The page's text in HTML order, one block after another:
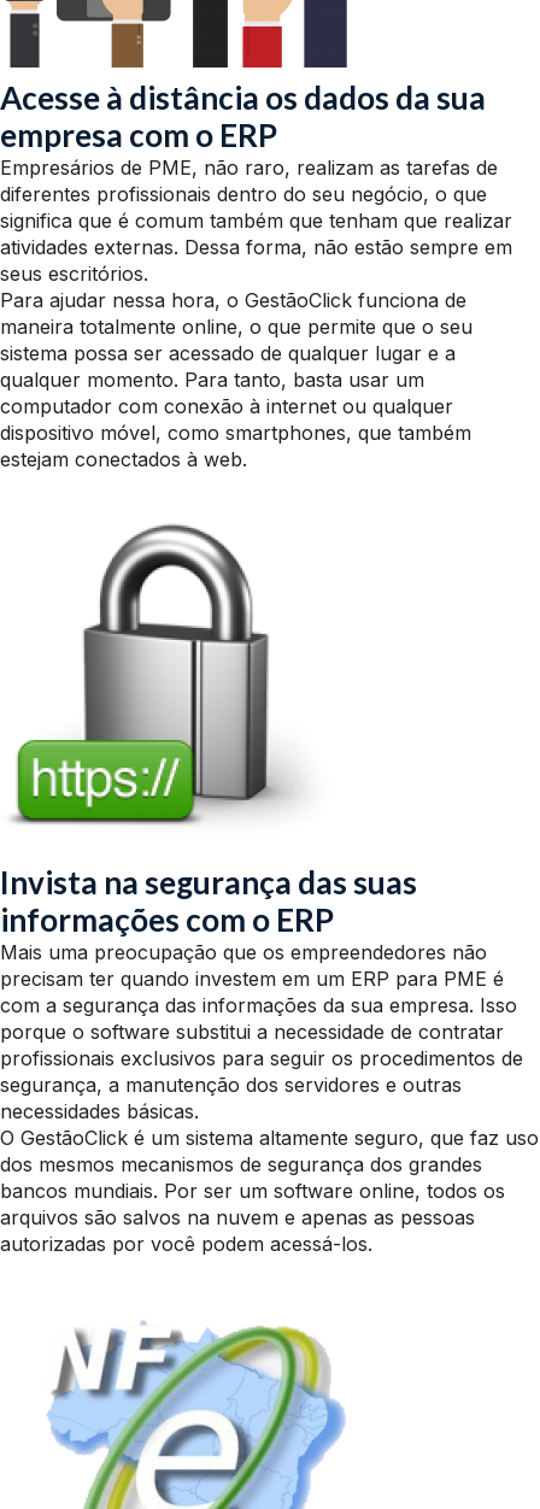
Acesse à distância os dados da sua
empresa com o ERP
Empresários de PME, não raro, realizam as tarefas de
diferentes profissionais dentro do seu negócio, o que
significa que é comum também que tenham que realizar
atividades externas. Dessa forma, não estão sempre em
seus escritórios.
Para ajudar nessa hora, o GestãoClick funciona de
maneira totalmente online, o que permite que o seu
sistema possa ser acessado de qualquer lugar e a
qualquer momento. Para tanto, basta usar um
computador com conexão à internet ou qualquer
dispositivo móvel, como smartphones, que também
estejam conectados à web.
Invista na segurança das suas
informações com o ERP
Mais uma preocupação que os empreendedores não
precisam ter quando investem em um ERP para PME é
com a segurança das informações da sua empresa. Isso
porque o software substitui a necessidade de contratar
profissionais exclusivos para seguir os procedimentos de
segurança, a manutenção dos servidores e outras
necessidades básicas.
O GestãoClick é um sistema altamente seguro, que faz uso
dos mesmos mecanismos de segurança dos grandes
bancos mundiais. Por ser um software online, todos os
arquivos são salvos na nuvem e apenas as pessoas
autorizadas por você podem acessá-los.